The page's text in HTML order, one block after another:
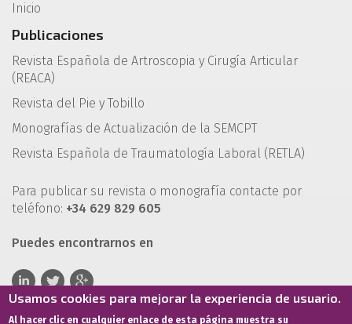
Inicio
Publicaciones
Revista Española de Artroscopia y Cirugía Articular
(REACA)
Revista del Pie y Tobillo
Monografías de Actualización de la SEMCPT
Revista Española de Traumatología Laboral (RETLA)
Para publicar su revista o monografía contacte por
teléfono: +34 629 829 605
Puedes encontrarnos en
Usamos cookies para mejorar la experiencia de usuario.
Al hacer clic en cualquier enlace de esta página muestra su